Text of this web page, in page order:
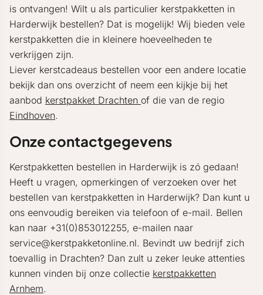
is ontvangen! Wilt u als particulier kerstpakketten in
Harderwijk bestellen? Dat is mogelijk! Wij bieden vele
kerstpakketten die in kleinere hoeveelheden te
verkrijgen zijn.
Liever kerstcadeaus bestellen voor een andere locatie
bekijk dan ons overzicht of neem een kijkje bij het
aanbod kerstpakket Drachten of die van de regio
Eindhoven.
Onze contactgegevens
Kerstpakketten bestellen in Harderwijk is zó gedaan!
Heeft u vragen, opmerkingen of verzoeken over het
bestellen van kerstpakketten in Harderwijk? Dan kunt u
ons eenvoudig bereiken via telefoon of e-mail. Bellen
kan naar +31(0)853012255, e-mailen naar
service@kerstpakketonline.nl. Bevindt uw bedrijf zich
toevallig in Drachten? Dan zult u zeker leuke attenties
kunnen vinden bij onze collectie kerstpakketten
Arnhem.